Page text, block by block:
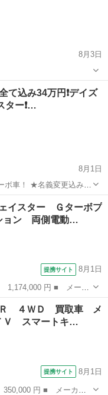
ラムAT ■ 店舗P...
8月3日
て込み34万円❗️デイズ
ター❗…
8月1日
エレメント
イスター Ｇターボプ
ョン 両側電動…
提携サイト 8月1日
ード名： ハイウェイ
ン 両側電動ドア 純正
Ｒ ４ＷＤ 買取車 メ
Ｖ スマートキ…
提携サイト 8月1日